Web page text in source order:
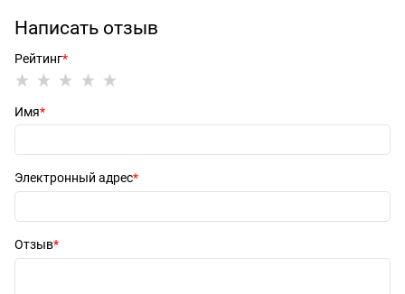
Написать отзыв
Рейтинг
Имя
Электронный адрес
Отзыв